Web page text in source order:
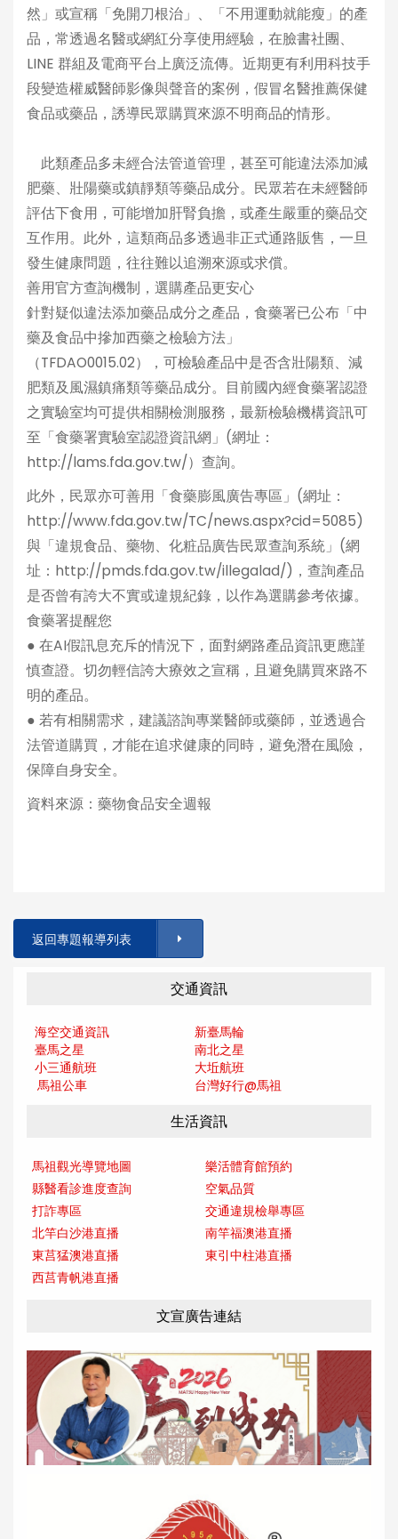
然」或宣稱「免開刀根治」、「不用運動就能瘦」的產
品，常透過名醫或網紅分享使用經驗，在臉書社團、
LINE 群組及電商平台上廣泛流傳。近期更有利用科技手
段變造權威醫師影像與聲音的案例，假冒名醫推薦保健
食品或藥品，誘導民眾購買來源不明商品的情形。
此類產品多未經合法管道管理，甚至可能違法添加減
肥藥、壯陽藥或鎮靜類等藥品成分。民眾若在未經醫師
評估下食用，可能增加肝腎負擔，或產生嚴重的藥品交
互作用。此外，這類商品多透過非正式通路販售，一旦
發生健康問題，往往難以追溯來源或求償。
善用官方查詢機制，選購產品更安心
針對疑似違法添加藥品成分之產品，食藥署已公布「中
藥及食品中摻加西藥之檢驗方法」
（TFDAO0015.02），可檢驗產品中是否含壯陽類、減
肥類及風濕鎮痛類等藥品成分。目前國內經食藥署認證
之實驗室均可提供相關檢測服務，最新檢驗機構資訊可
至「食藥署實驗室認證資訊網」(網址：
http://lams.fda.gov.tw/）查詢。
此外，民眾亦可善用「食藥膨風廣告專區」(網址：
http://www.fda.gov.tw/TC/news.aspx?cid=5085)
與「違規食品、藥物、化粧品廣告民眾查詢系統」(網
址：http://pmds.fda.gov.tw/illegalad/)，查詢產品
是否曾有誇大不實或違規紀錄，以作為選購參考依據。
食藥署提醒您
● 在AI假訊息充斥的情況下，面對網路產品資訊更應謹
慎查證。切勿輕信誇大療效之宣稱，且避免購買來路不
明的產品。
● 若有相關需求，建議諮詢專業醫師或藥師，並透過合
法管道購買，才能在追求健康的同時，避免潛在風險，
保障自身安全。
資料來源：藥物食品安全週報
返回專題報導列表
交通資訊
海空交通資訊
新臺馬輪
臺馬之星
南北之星
小三通航班
大坵航班
馬祖公車
台灣好行@馬祖
生活資訊
馬祖觀光導覽地圖
樂活體育館預約
縣醫看診進度查詢
空氣品質
打詐專區
交通違規檢舉專區
北竿白沙港直播
南竿福澳港直播
東莒猛澳港直播
東引中柱港直播
西莒青帆港直播
文宣廣告連結